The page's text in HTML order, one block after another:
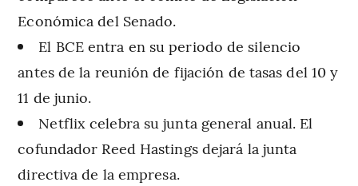
Económica del Senado.
El BCE entra en su periodo de silencio
antes de la reunión de fijación de tasas del 10 y
11 de junio.
Netflix celebra su junta general anual. El
cofundador Reed Hastings dejará la junta
directiva de la empresa.